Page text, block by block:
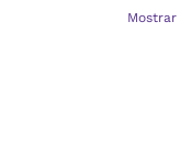
Mostrar